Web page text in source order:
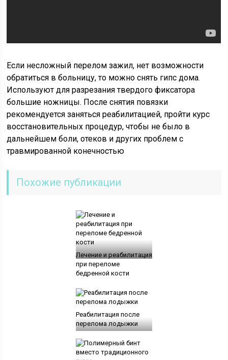
Если несложный перелом зажил, нет возможности
обратиться в больницу, то можно снять гипс дома.
Используют для разрезания твердого фиксатора
большие ножницы. После снятия повязки
рекомендуется заняться реабилитацией, пройти курс
восстановительных процедур, чтобы не было в
дальнейшем боли, отеков и других проблем с
травмированной конечностью
Похожие публикации
Лечение и реабилитация
при переломе
бедренной кости
Реабилитация после
перелома лодыжки